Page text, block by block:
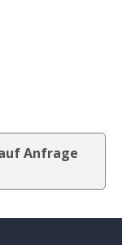
Anfrage